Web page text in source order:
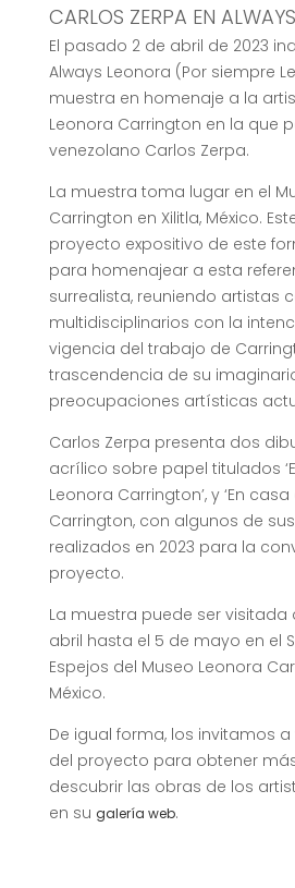
CARLOS ZERPA EN
El pasado 2 de abril de 2023
Always Leonora (Por siempre
muestra en homenaje a la
Leonora Carrington en la que
venezolano Carlos Zerpa.
La muestra toma lugar en el
Carrington en Xilitla, México.
proyecto expositivo de este
para homenajear a esta
surrealista, reuniendo artistas
multidisciplinarios con la
vigencia del trabajo de
trascendencia de su
preocupaciones artísticas
Carlos Zerpa presenta dos
acrílico sobre papel titulados
Leonora Carrington’, y ‘En
Carrington, con algunos de
realizados en 2023 para la
proyecto.
La muestra puede ser visitada
abril hasta el 5 de mayo en el
Espejos del Museo Leonora
México.
De igual forma, los invitamos
del proyecto para obtener
descubrir las obras de los
en su galería web.